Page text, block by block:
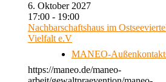
6. Oktober 2027
17:00 - 19:00
Nachbarschaftshaus im
Vielfalt e.V
MANEO-
https://maneo.de/maneo-